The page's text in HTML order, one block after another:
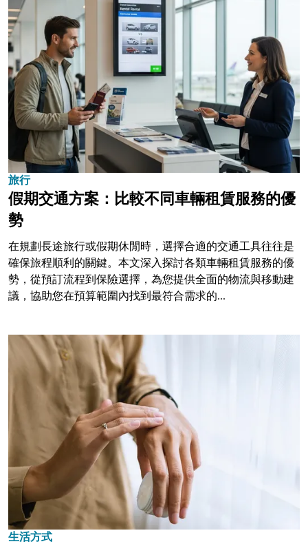
旅行
假期交通方案：比較不同車輛租賃服務的優
勢
在規劃長途旅行或假期休閒時，選擇合適的交通工具往往是
確保旅程順利的關鍵。本文深入探討各類車輛租賃服務的優
勢，從預訂流程到保險選擇，為您提供全面的物流與移動建
議，協助您在預算範圍內找到最符合需求的...
生活方式